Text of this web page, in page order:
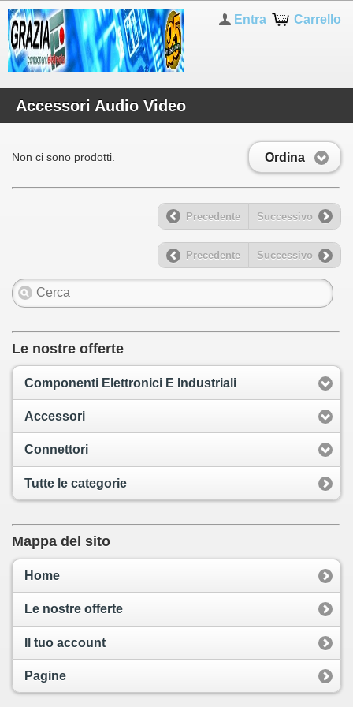
Carrello
Entra
Accessori Audio Video
Ordina
Non ci sono prodotti.
Precedente Successivo
Precedente Successivo
Le nostre offerte
Componenti Elettronici E Industriali
Accessori
Connettori
Tutte le categorie
Mappa del sito
Home
Le nostre offerte
Il tuo account
Pagine